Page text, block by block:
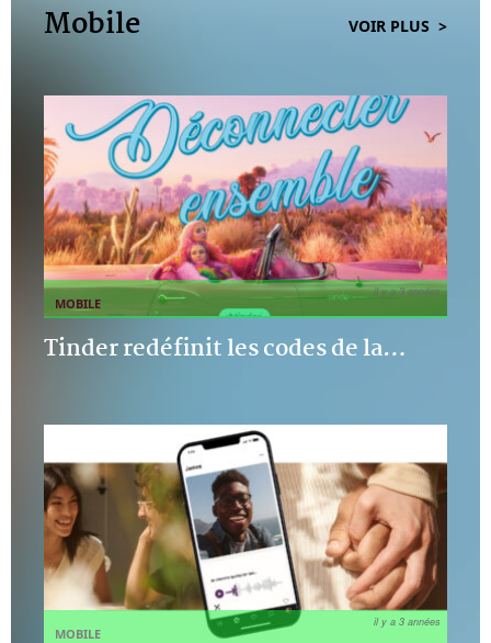
Mobile VOIR PLUS
MOBILE
Tinder redéfinit les codes de la…
il y a 3 années
MOBILE
il y a 3 années